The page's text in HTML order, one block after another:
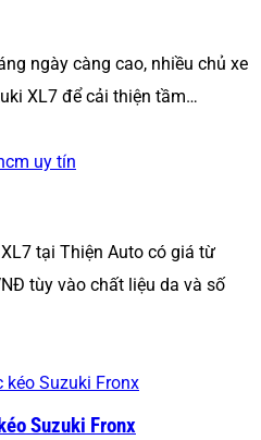
ngày càng cao, nhiều chủ xe
XL7 để cải thiện tầm…
tại Thiện Auto có giá từ
tùy vào chất liệu da và số
Suzuki Fronx